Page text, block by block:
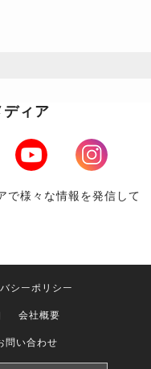
ィア
Youtube
Instagram
で様々な情報を発信して
シーポリシー
会社概要
問い合わせ